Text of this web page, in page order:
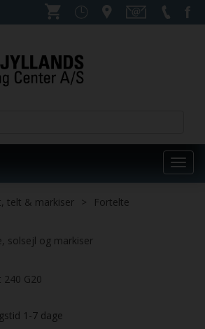
telt & markiser Fortelte
solsejl og markiser
G20
1-7 dage